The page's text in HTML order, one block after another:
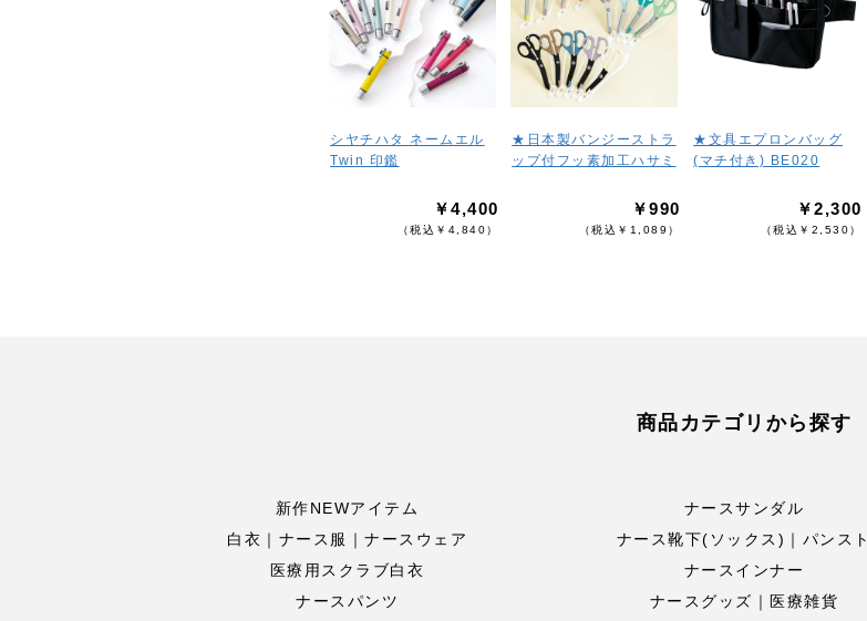
シヤチハタ ネームエル
Twin 印鑑
￥4,400
（税込￥4,840）
★日本製バンジーストラ
ップ付フッ素加工ハサミ
￥990
（税込￥1,089）
★文具エプロンバッグ
(マチ付き) BE020
￥2,300
（税込￥2,530）
商品カテゴリから探す
新作NEWアイテム
白衣｜ナース服｜ナースウェア
医療用スクラブ白衣
ナースパンツ
ナースサンダル
ナース靴下(ソックス)｜パンスト
ナースインナー
ナースグッズ｜医療雑貨